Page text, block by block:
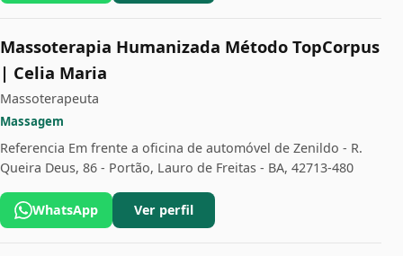
Massoterapia Humanizada Método TopCorpus
| Celia Maria
Massoterapeuta
Massagem
Referencia Em frente a oficina de automóvel de Zenildo - R.
Queira Deus, 86 - Portão, Lauro de Freitas - BA, 42713-480
WhatsApp Ver perfil